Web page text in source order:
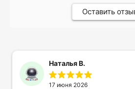
Оставить
Наталья В.
17 июня 2026